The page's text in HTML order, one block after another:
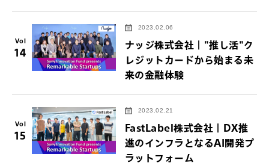
Vol
14
2023.02.06
ナッジ株式会社｜"推し活"ク
レジットカードから始まる未
来の金融体験
Vol
15
2023.02.21
FastLabel株式会社｜DX推
進のインフラとなるAI開発プ
ラットフォーム